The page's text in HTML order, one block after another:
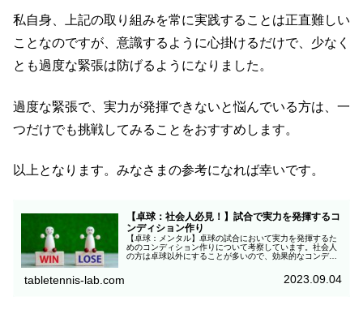
私自身、上記の取り組みを常に実践することは正直難しい
ことなのですが、意識するように心掛けるだけで、少なく
とも過度な緊張は防げるようになりました。
過度な緊張で、実力が発揮できないと悩んでいる方は、一
つだけでも挑戦してみることをおすすめします。
以上となります。みなさまの参考になれば幸いです。
【卓球：社会人必見！】試合で実力を発揮するコ
ンディション作り
【卓球：メンタル】卓球の試合において実力を発揮するた
めのコンディション作りについて考察しています。社会人
の方は卓球以外にすることが多いので、効果的なコンディ
tabletennis-lab.com 2023.09.04